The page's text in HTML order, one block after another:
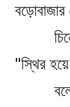
বড়োবাজার
"স্থির
বলে